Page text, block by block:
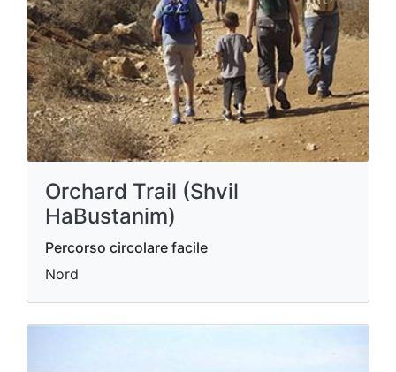
Orchard Trail (Shvil
HaBustanim)
Percorso circolare facile
Nord